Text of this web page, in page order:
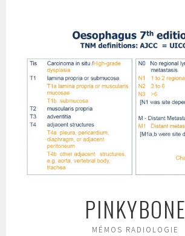
PINKYBONE
MÉMOS RADIOLOGIE